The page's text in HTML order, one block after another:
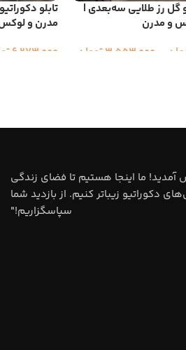
گل رز طلایی سه‌بعدی |
و مدرن
3,553,000تومان
تابلو
مدرن و
6,273,000
ما اینجا هستیم تا فضای زندگی
دکوراتیو زیباتر کنیم. از بازدید شما
سپاسگزاریم!"